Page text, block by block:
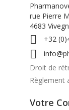
rue Pierre
4683
 +32

Droit de
Règlement
Votre